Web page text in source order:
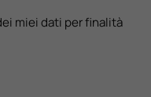
miei dati per finalità